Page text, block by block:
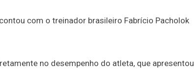
com o treinador brasileiro Fabrício Pacholok
no desempenho do atleta, que apresentou